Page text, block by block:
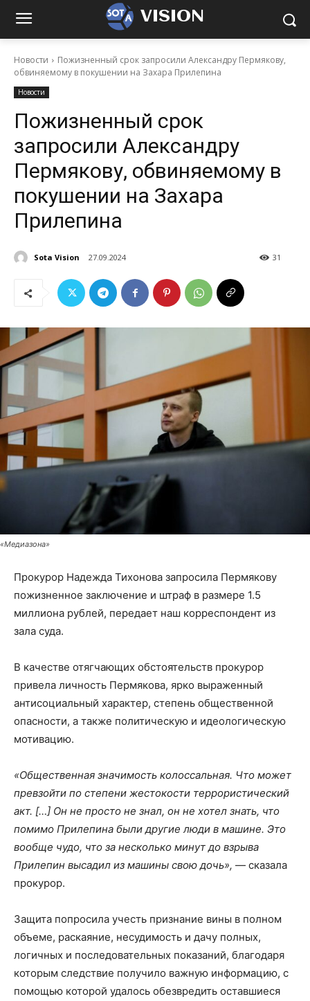
VISION
Новости
Пожизненный срок запросили Александру Пермякову,
обвиняемому в покушении на Захара Прилепина
Новости
Пожизненный срок
запросили Александру
Пермякову, обвиняемому в
покушении на Захара
Прилепина
Sota Vision 27.09.2024 31
«Медиазона»
Прокурор Надежда Тихонова запросила Пермякову
пожизненное заключение и штраф в размере 1.5
миллиона рублей, передает наш корреспондент из
зала суда.
В качестве отягчающих обстоятельств прокурор
привела личность Пермякова, ярко выраженный
антисоциальный характер, степень общественной
опасности, а также политическую и идеологическую
мотивацию.
«Общественная значимость колоссальная. Что может
превзойти по степени жестокости террористический
акт. […] Он не просто не знал, он не хотел знать, что
помимо Прилепина были другие люди в машине. Это
вообще чудо, что за несколько минут до взрыва
Прилепин высадил из машины свою дочь», — сказала
прокурор.
Защита попросила учесть признание вины в полном
объеме, раскаяние, несудимость и дачу полных,
логичных и последовательных показаний, благодаря
которым следствие получило важную информацию, с
помощью которой удалось обезвредить оставшиеся